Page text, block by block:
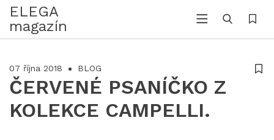
ELEGA
magazín
07 října 2018 BLOG
ČERVENÉ PSANÍČKO Z
KOLEKCE CAMPELLI.